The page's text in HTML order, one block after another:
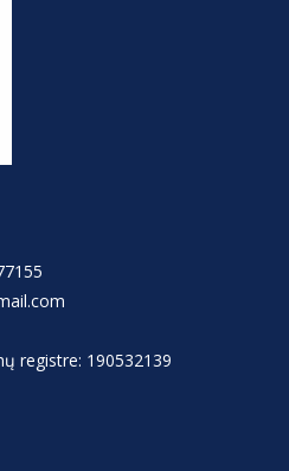
registre: 190532139